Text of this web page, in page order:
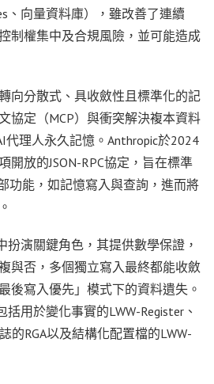
、向量資料庫），雖改善了連續
制權集中及合規風險，並可能造成
向分散式、具收斂性且標準化的記
協定（MCP）與衝突解決複本資料
代理人永久記憶。Anthropic於2024
開放的JSON-RPC協定，旨在標準
功能，如記憶寫入與查詢，進而將
扮演關鍵角色，其提供數學保證，
與否，多個獨立寫入最終都能收斂
後寫入優先」模式下的資料遺失。
括用於變化事實的LWW-Register、
的RGA以及結構化配置檔的LWW-